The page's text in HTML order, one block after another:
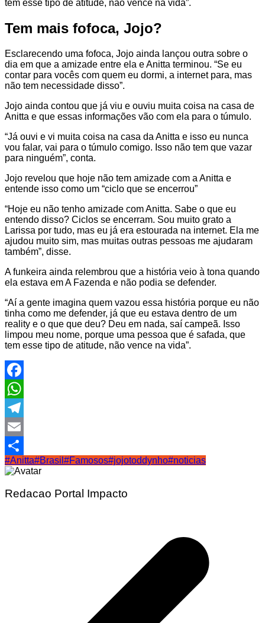
tem esse tipo de atitude, não vence na vida”.
Tem mais fofoca, Jojo?
Esclarecendo uma fofoca, Jojo ainda lançou outra sobre o
dia em que a amizade entre ela e Anitta terminou. “Se eu
contar para vocês com quem eu dormi, a internet para, mas
não tem necessidade disso”.
Jojo ainda contou que já viu e ouviu muita coisa na casa de
Anitta e que essas informações vão com ela para o túmulo.
“Já ouvi e vi muita coisa na casa da Anitta e isso eu nunca
vou falar, vai para o túmulo comigo. Isso não tem que vazar
para ninguém”, conta.
Jojo revelou que hoje não tem amizade com a Anitta e
entende isso como um “ciclo que se encerrou”
“Hoje eu não tenho amizade com Anitta. Sabe o que eu
entendo disso? Ciclos se encerram. Sou muito grato a
Larissa por tudo, mas eu já era estourada na internet. Ela me
ajudou muito sim, mas muitas outras pessoas me ajudaram
também”, disse.
A funkeira ainda relembrou que a história veio à tona quando
ela estava em A Fazenda e não podia se defender.
“Aí a gente imagina quem vazou essa história porque eu não
tinha como me defender, já que eu estava dentro de um
reality e o que que deu? Deu em nada, saí campeã. Isso
limpou meu nome, porque uma pessoa que é safada, que
tem esse tipo de atitude, não vence na vida”.
Facebook
WhatsApp
Telegram
Email
Share
#Anitta#Brasil #Famosos#jojotoddynho#noticias
Redacao Portal Impacto